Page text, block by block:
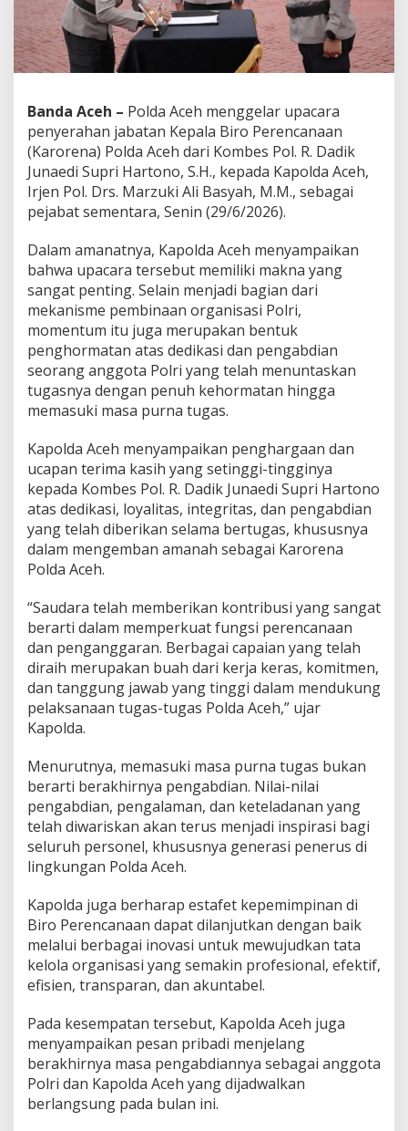
e
r
a
k
n
a
b
a
t
a
n
K
a
p
l
d
a
S
a
m
p
i
k
a
n
A
p
r
i
a
s
i
d
n
P
a
M
e
n
j
e
l
n
g
P
u
r
n
T
u
g
a
s
Banda Aceh – Polda Aceh menggelar upacara
penyerahan jabatan Kepala Biro Perencanaan
(Karorena) Polda Aceh dari Kombes Pol. R. Dadik
Junaedi Supri Hartono, S.H., kepada Kapolda Aceh,
Irjen Pol. Drs. Marzuki Ali Basyah, M.M., sebagai
pejabat sementara, Senin (29/6/2026).
Dalam amanatnya, Kapolda Aceh menyampaikan
bahwa upacara tersebut memiliki makna yang
sangat penting. Selain menjadi bagian dari
mekanisme pembinaan organisasi Polri,
momentum itu juga merupakan bentuk
penghormatan atas dedikasi dan pengabdian
seorang anggota Polri yang telah menuntaskan
tugasnya dengan penuh kehormatan hingga
memasuki masa purna tugas.
Kapolda Aceh menyampaikan penghargaan dan
ucapan terima kasih yang setinggi-tingginya
kepada Kombes Pol. R. Dadik Junaedi Supri Hartono
atas dedikasi, loyalitas, integritas, dan pengabdian
yang telah diberikan selama bertugas, khususnya
dalam mengemban amanah sebagai Karorena
Polda Aceh.
“Saudara telah memberikan kontribusi yang sangat
berarti dalam memperkuat fungsi perencanaan
dan penganggaran. Berbagai capaian yang telah
diraih merupakan buah dari kerja keras, komitmen,
dan tanggung jawab yang tinggi dalam mendukung
pelaksanaan tugas-tugas Polda Aceh,” ujar
Kapolda.
Menurutnya, memasuki masa purna tugas bukan
berarti berakhirnya pengabdian. Nilai-nilai
pengabdian, pengalaman, dan keteladanan yang
telah diwariskan akan terus menjadi inspirasi bagi
seluruh personel, khususnya generasi penerus di
lingkungan Polda Aceh.
Kapolda juga berharap estafet kepemimpinan di
Biro Perencanaan dapat dilanjutkan dengan baik
melalui berbagai inovasi untuk mewujudkan tata
kelola organisasi yang semakin profesional, efektif,
efisien, transparan, dan akuntabel.
Pada kesempatan tersebut, Kapolda Aceh juga
menyampaikan pesan pribadi menjelang
berakhirnya masa pengabdiannya sebagai anggota
Polri dan Kapolda Aceh yang dijadwalkan
berlangsung pada bulan ini.